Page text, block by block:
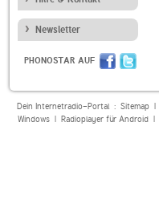
Newsletter
PHONOSTAR AUF
Dein Internetradio-Portal : Sitemap|
Windows| Radioplayer für Android|